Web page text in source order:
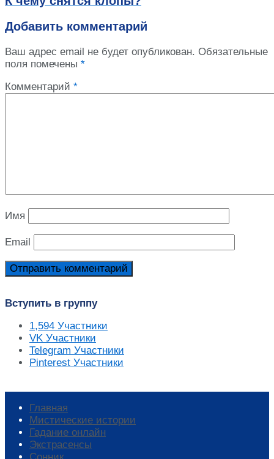
Добавить комментарий
Ваш адрес email не будет опубликован. Обязательные
поля помечены *
Комментарий *
Имя
Email
Вступить в группу
1,594 Участники
VK Участники
Telegram Участники
Pinterest Участники
Главная
Мистические истории
Гадание онлайн
Экстрасенсы